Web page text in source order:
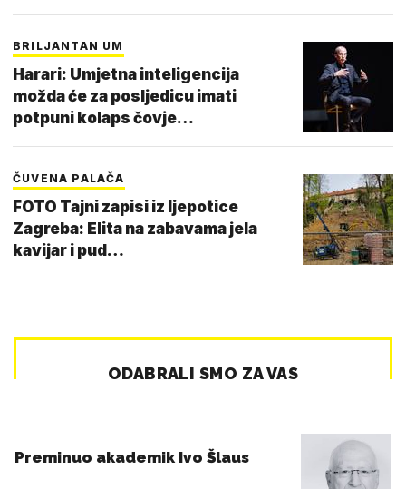
BRILJANTAN UM
Harari: Umjetna inteligencija
možda će za posljedicu imati
potpuni kolaps čovje…
ČUVENA PALAČA
FOTO Tajni zapisi iz ljepotice
Zagreba: Elita na zabavama jela
kavijar i pud…